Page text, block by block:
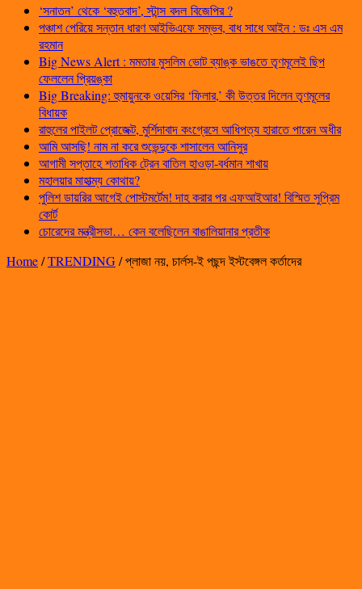
‘সনাতন’ থেকে ‘বহুতবাদ’, স্টান্স বদল বিজেপির ?
পঞ্চাশ পেরিয়ে সন্তান ধারণ আইভিএফে সম্ভব, বাধ সাধে আইন : ডঃ এস এম
রহমান
Big News Alert : মমতার মুসলিম ভোট ব্যাঙ্ক ভাঙতে তৃণমূলেই ছিপ
ফেললেন প্রিয়ঙ্কা
Big Breaking: হুমায়ুনকে ওয়েসির ‘ফিলার,’ কী উত্তর দিলেন তৃণমূলের
বিধায়ক
রাহুলের পাইলট প্রোজেক্ট, মুর্শিদাবাদ কংগ্রেসে আধিপত্য হারাতে পারেন অধীর
আমি আসছি! নাম না করে শুভেন্দুকে শাসালেন আনিসুর
আগামী সপ্তাহে শতাধিক ট্রেন বাতিল হাওড়া-বর্ধমান শাখায়
মহালয়ার মাহাত্ম্য কোথায়?
পুলিশ ডায়রির আগেই পোস্টমর্টেম! দাহ করার পর এফআইআর! বিস্মিত সুপ্রিম
কোর্ট
চোরেদের মন্ত্রীসভা… কেন বলেছিলেন বাঙালিয়ানার প্রতীক
Home/TRENDING/প্লাজা নয়, চার্লস-ই পছন্দ ইস্টবেঙ্গল কর্তাদের